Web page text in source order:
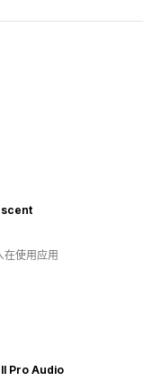
在使用应用
Pro Audio